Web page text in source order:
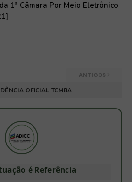
1ª Câmara Por Meio Eletrônico
ANTIGOS
OFICIAL TCMBA
é Referência